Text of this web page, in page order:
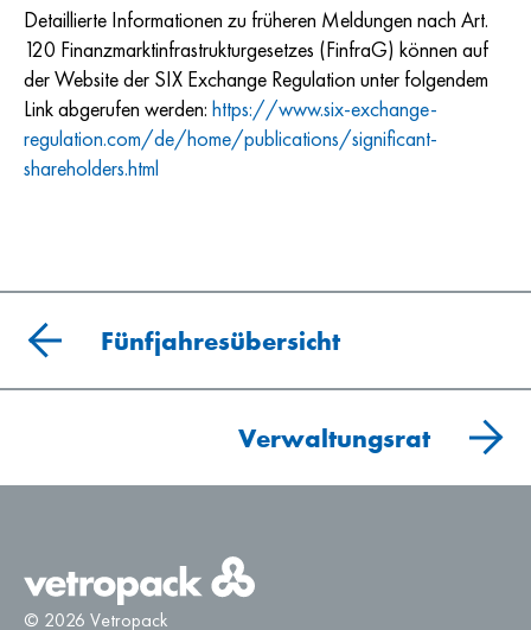
Detaillierte Informationen zu früheren Meldungen nach Art.
120 Finanzmarktinfrastrukturgesetzes (FinfraG) können auf
der Website der SIX Exchange Regulation unter folgendem
Link abgerufen werden: https://www.six-exchange-
regulation.com/de/home/publications/significant-
shareholders.html
Fünfjahresübersicht
Verwaltungsrat
© 2026 Vetropack